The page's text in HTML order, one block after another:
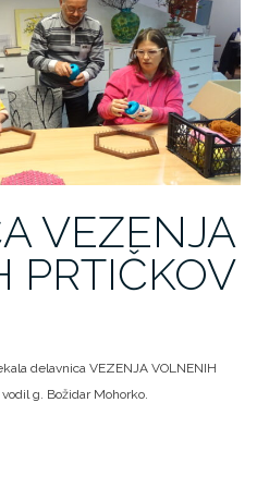
VEZENJA
PRTIČKOV
delavnica VEZENJA VOLNENIH
g. Božidar Mohorko.